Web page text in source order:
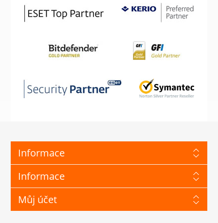
Informace
Informace
Můj účet